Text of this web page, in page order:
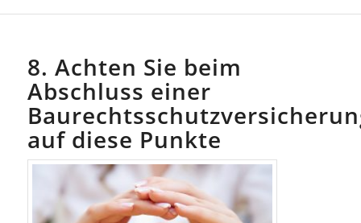
8. Achten Sie beim
Abschluss einer
auf diese Punkte